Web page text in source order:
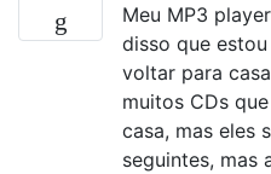
Meu MP3
disso que
voltar para
muitos CDs
casa, mas eles
seguintes, mas